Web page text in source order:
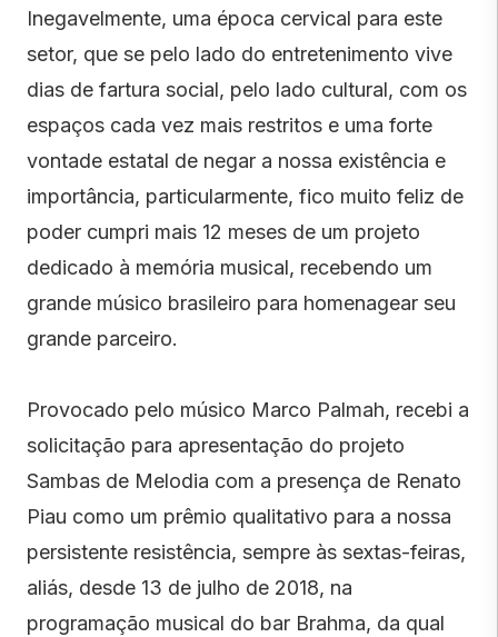
Inegavelmente, uma época cervical para este
setor, que se pelo lado do entretenimento vive
dias de fartura social, pelo lado cultural, com os
espaços cada vez mais restritos e uma forte
vontade estatal de negar a nossa existência e
importância, particularmente, fico muito feliz de
poder cumpri mais 12 meses de um projeto
dedicado à memória musical, recebendo um
grande músico brasileiro para homenagear seu
grande parceiro.
Provocado pelo músico Marco Palmah, recebi a
solicitação para apresentação do projeto
Sambas de Melodia com a presença de Renato
Piau como um prêmio qualitativo para a nossa
persistente resistência, sempre às sextas-feiras,
aliás, desde 13 de julho de 2018, na
programação musical do bar Brahma, da qual